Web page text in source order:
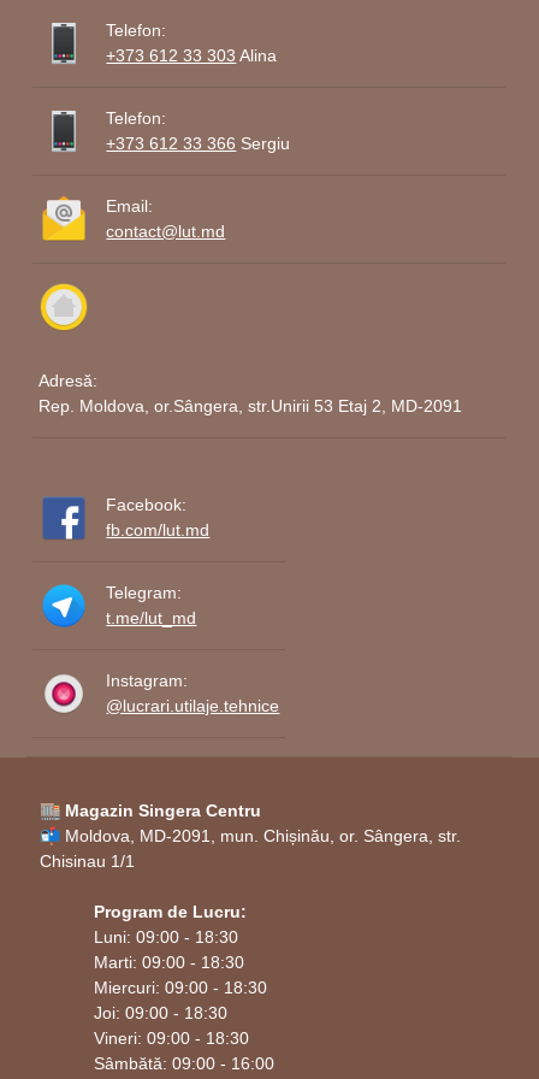
Telefon:
+373 612 33 303 Alina
Telefon:
+373 612 33 366 Sergiu
Email:
contact@lut.md
Adresă:
Rep. Moldova, or.Sângera, str.Unirii 53 Etaj 2, MD-2091
Facebook:
fb.com/lut.md
Telegram:
t.me/lut_md
Instagram:
@lucrari.utilaje.tehnice
🏬 Magazin Singera Centru
📬 Moldova, MD-2091, mun. Chișinău, or. Sângera, str.
Chisinau 1/1
Program de Lucru:
Luni: 09:00 - 18:30
Marti: 09:00 - 18:30
Miercuri: 09:00 - 18:30
Joi: 09:00 - 18:30
Vineri: 09:00 - 18:30
Sâmbătă: 09:00 - 16:00